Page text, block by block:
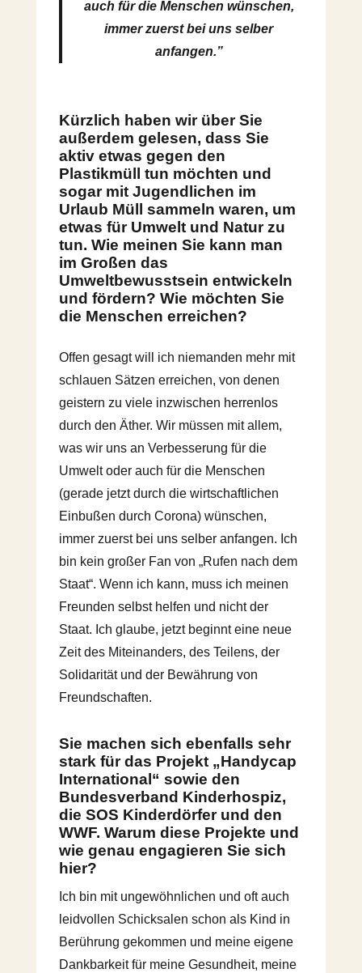
auch für die Menschen wünschen,
immer zuerst bei uns selber
anfangen.”
Kürzlich haben wir über Sie
außerdem gelesen, dass Sie
aktiv etwas gegen den
Plastikmüll tun möchten und
sogar mit Jugendlichen im
Urlaub Müll sammeln waren, um
etwas für Umwelt und Natur zu
tun. Wie meinen Sie kann man
im Großen das
Umweltbewusstsein entwickeln
und fördern? Wie möchten Sie
die Menschen erreichen?
Offen gesagt will ich niemanden mehr mit
schlauen Sätzen erreichen, von denen
geistern zu viele inzwischen herrenlos
durch den Äther. Wir müssen mit allem,
was wir uns an Verbesserung für die
Umwelt oder auch für die Menschen
(gerade jetzt durch die wirtschaftlichen
Einbußen durch Corona) wünschen,
immer zuerst bei uns selber anfangen. Ich
bin kein großer Fan von „Rufen nach dem
Staat“. Wenn ich kann, muss ich meinen
Freunden selbst helfen und nicht der
Staat. Ich glaube, jetzt beginnt eine neue
Zeit des Miteinanders, des Teilens, der
Solidarität und der Bewährung von
Freundschaften.
Sie machen sich ebenfalls sehr
stark für das Projekt „Handycap
International“ sowie den
Bundesverband Kinderhospiz,
die SOS Kinderdörfer und den
WWF. Warum diese Projekte und
wie genau engagieren Sie sich
hier?
Ich bin mit ungewöhnlichen und oft auch
leidvollen Schicksalen schon als Kind in
Berührung gekommen und meine eigene
Dankbarkeit für meine Gesundheit, meine